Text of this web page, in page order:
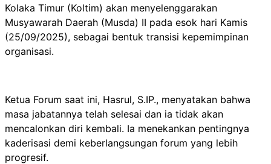
Kolaka Timur (Koltim) akan menyelenggarakan
Musyawarah Daerah (Musda) II pada esok hari Kamis
(25/09/2025), sebagai bentuk transisi kepemimpinan
organisasi.
Ketua Forum saat ini, Hasrul, S.IP., menyatakan bahwa
masa jabatannya telah selesai dan ia tidak akan
mencalonkan diri kembali. Ia menekankan pentingnya
kaderisasi demi keberlangsungan forum yang lebih
progresif.